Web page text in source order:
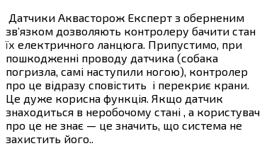
Датчики Аквасторож Експерт з оберненим
зв’язком дозволяють контролеру бачити стан
їх електричного ланцюга. Припустимо, при
пошкодженні проводу датчика (собака
погризла, самі наступили ногою), контролер
про це відразу сповістить і перекриє крани.
Це дуже корисна функція. Якщо датчик
знаходиться в неробочому стані , а користувач
про це не знає — це значить, що система не
захистить його..